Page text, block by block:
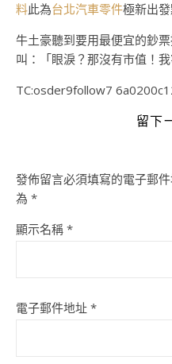
料此為台北汽車零件極新出
牛土豪聽到要用最便宜的鈔
叫：「眼淚？那沒有市值！我
TC:osder9follow7
留下
發佈留言必須填寫的電子郵
為 *
顯示名稱 *
電子郵件地址 *